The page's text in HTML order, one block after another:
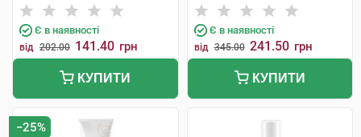
С.Л.У.
Є в наявності
від 202.00 141.40 грн
КУПИТИ
С.Л.У.
Є в наявності
від 345.00 241.50 грн
КУПИТИ
−25%